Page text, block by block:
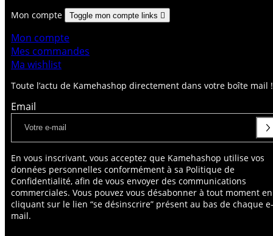
Toute l’actu de Kamehashop directement dans votre boîte mail !
Email
En vous inscrivant, vous acceptez que Kamehashop utilise vos
données personnelles conformément à sa Politique de
Confidentialité, afin de vous envoyer des communications
commerciales. Vous pouvez vous désabonner à tout moment en
cliquant sur le lien “se désinscrire” présent au bas de chaque e-
mail.
Mon compte Toggle mon compte links 
Mon compte
Mes commandes
Ma wishlist